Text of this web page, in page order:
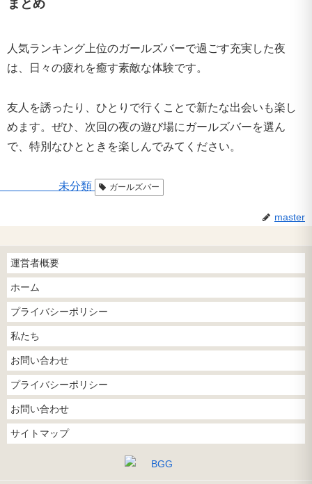
まとめ
人気ランキング上位のガールズバーで過ごす充実した夜
は、日々の疲れを癒す素敵な体験です。
友人を誘ったり、ひとりで行くことで新たな出会いも楽し
めます。ぜひ、次回の夜の遊び場にガールズバーを選ん
で、特別なひとときを楽しんでみてください。
未分類 ガールズバー
master
運営者概要
ホーム
プライバシーポリシー
私たち
お問い合わせ
プライバシーポリシー
お問い合わせ
サイトマップ